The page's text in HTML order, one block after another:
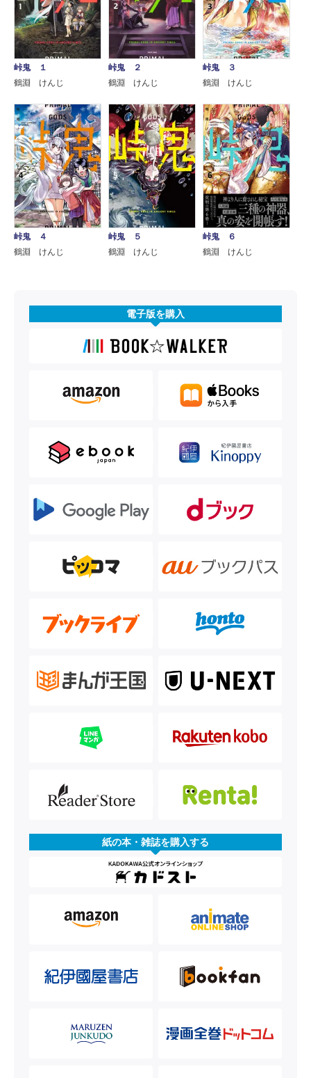
峠鬼 １
鶴淵 けんじ
峠鬼 ２
鶴淵 けんじ
峠鬼 ３
鶴淵 けんじ
峠鬼 ４
鶴淵 けんじ
峠鬼 ５
鶴淵 けんじ
峠鬼 ６
鶴淵 けんじ
電子版を購入
紙の本・雑誌を購入する